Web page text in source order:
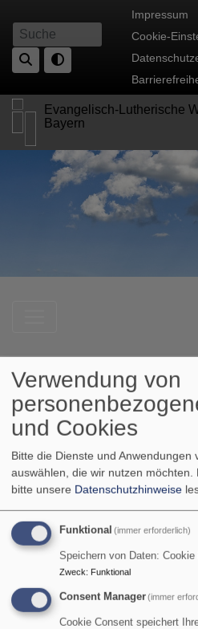
zum
Inhalt
Suche
Impressum
Cookie-
Evangelisch-Lutherische
Bayern
Breadcrumb
Startseite Veranstaltungen
Verwendung von
und Cookies
Bitte die Dienste und Anwendungen
auswählen, die wir nutzen möchten.
bitte unsere Datenschutzhinweise
Funktional (immer erforderlich)
Speichern von Daten:
Zweck: Funktional
Consent Manager(immer
Cookie Consent speichert